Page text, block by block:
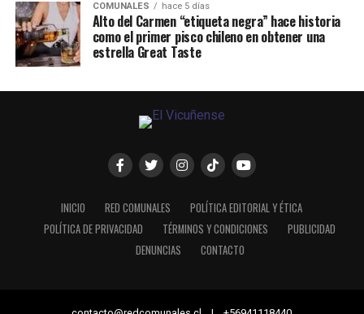
COMUNALES hace 5 días
Alto del Carmen “etiqueta negra” hace historia
como el primer pisco chileno en obtener una
estrella Great Taste
INICIO RED COMUNALES
POLÍTICA EDITORIAL Y ÉTICA
POLÍTICA DE PRIVACIDAD
TÉRMINOS Y CONDICIONES
PUBLICIDAD
DENUNCIAS
CONTACTO